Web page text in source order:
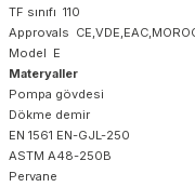
TF sınıfı 110
Approvals
Model E
Materyaller
Pompa gövdesi
Dökme demir
EN 1561 EN-GJL-250
ASTM A48-250B
Pervane